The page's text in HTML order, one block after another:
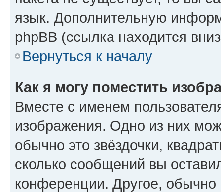
язык. Дополнительную
phpBB (ссылка находится
Вернуться к началу
Как я могу поместить
Вместе с именем
изображения. Одно из них
обычно это звёздочки,
сколько сообщений вы
конференции. Другое,